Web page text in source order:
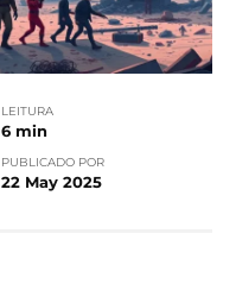
LEITURA
6 min
PUBLICADO POR
22 May 2025